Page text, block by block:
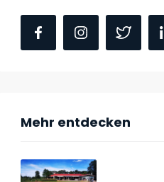
Mehr entdecken